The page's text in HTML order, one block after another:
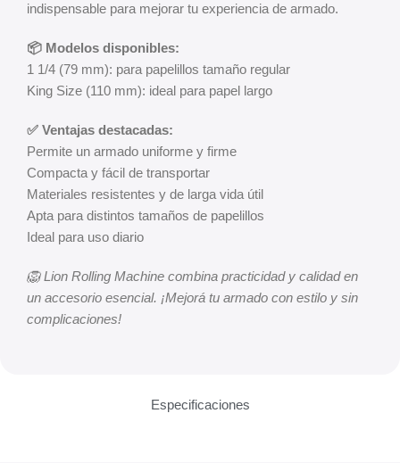
Especificaciones
indispensable para mejorar tu experiencia de armado.
📦 Modelos disponibles:
1 1/4 (79 mm): para papelillos tamaño regular
King Size (110 mm): ideal para papel largo
✅ Ventajas destacadas:
Permite un armado uniforme y firme
Compacta y fácil de transportar
Materiales resistentes y de larga vida útil
Apta para distintos tamaños de papelillos
Ideal para uso diario
🦁 Lion Rolling Machine combina practicidad y calidad en
un accesorio esencial. ¡Mejorá tu armado con estilo y sin
complicaciones!